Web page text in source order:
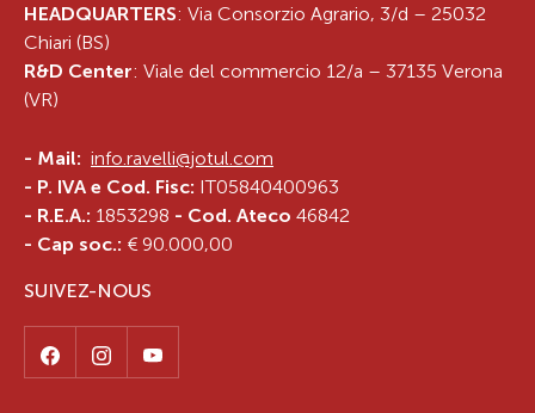
HEADQUARTERS: Via Consorzio Agrario, 3/d – 25032
Chiari (BS)
R&D Center: Viale del commercio 12/a – 37135 Verona
(VR)
- Mail: info.ravelli@jotul.com
- P. IVA e Cod. Fisc: IT05840400963
- R.E.A.: 1853298 - Cod. Ateco 46842
- Cap soc.: € 90.000,00
SUIVEZ-NOUS